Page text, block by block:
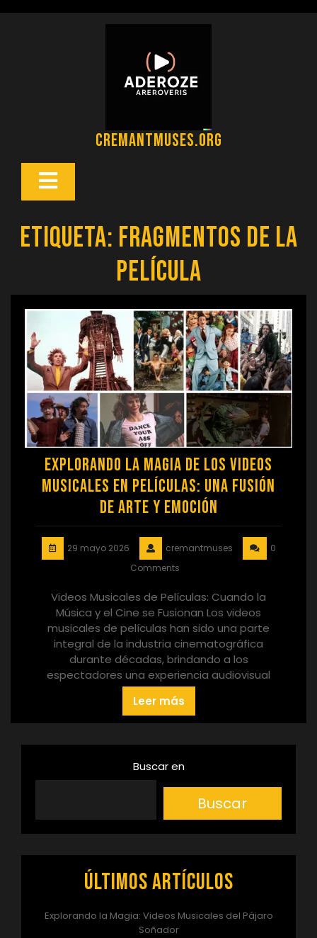
cremantmuses.org
Botón
Etiqueta: fragmentos de la
película
Explorando la Magia de los Videos
Musicales en Películas: Una Fusión
de Arte y Emoción
29 mayo 2026 cremantmuses
0
Comments
Videos Musicales de Películas: Cuando la
Música y el Cine se Fusionan Los videos
musicales de películas han sido una parte
integral de la industria cinematográfica
durante décadas, brindando a los
espectadores una experiencia audiovisual
Leer más
Buscar en
Buscar
Últimos artículos
Explorando la Magia: Videos Musicales del Pájaro
Soñador